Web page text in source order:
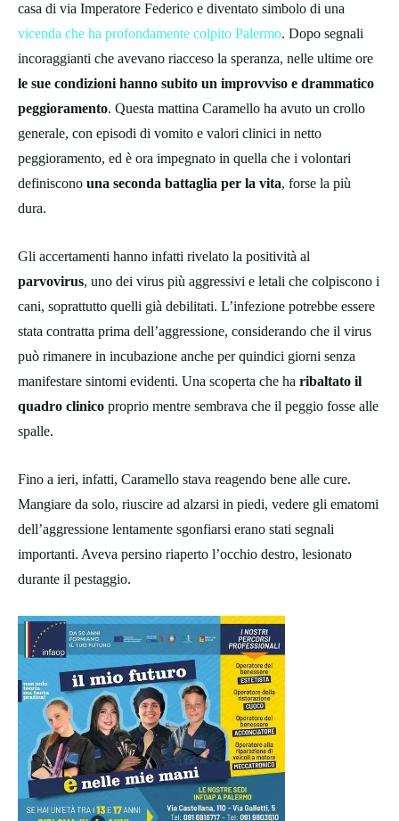
casa di via Imperatore Federico e diventato simbolo di una
vicenda che ha profondamente colpito Palermo. Dopo segnali
incoraggianti che avevano riacceso la speranza, nelle ultime ore
le sue condizioni hanno subito un improvviso e drammatico
peggioramento. Questa mattina Caramello ha avuto un crollo
generale, con episodi di vomito e valori clinici in netto
peggioramento, ed è ora impegnato in quella che i volontari
definiscono una seconda battaglia per la vita, forse la più
dura.
Gli accertamenti hanno infatti rivelato la positività al
parvovirus, uno dei virus più aggressivi e letali che colpiscono i
cani, soprattutto quelli già debilitati. L’infezione potrebbe essere
stata contratta prima dell’aggressione, considerando che il virus
può rimanere in incubazione anche per quindici giorni senza
manifestare sintomi evidenti. Una scoperta che ha ribaltato il
quadro clinico proprio mentre sembrava che il peggio fosse alle
spalle.
Fino a ieri, infatti, Caramello stava reagendo bene alle cure.
Mangiare da solo, riuscire ad alzarsi in piedi, vedere gli ematomi
dell’aggressione lentamente sgonfiarsi erano stati segnali
importanti. Aveva persino riaperto l’occhio destro, lesionato
durante il pestaggio.